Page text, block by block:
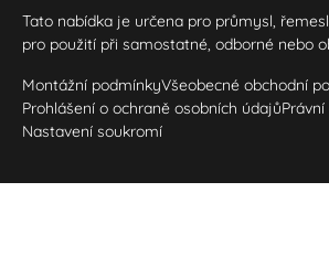
Tato nabídka je určena pro průmysl,
pro použití při samostatné, odborné nebo
Montážní podmínkyVšeobecné obchodní
Prohlášení o ochraně osobních údajů
Nastavení soukromí